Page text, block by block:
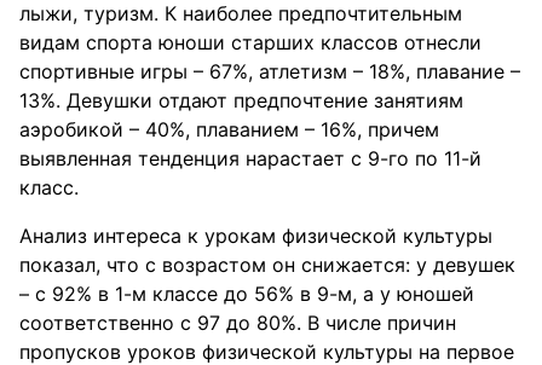
лыжи, туризм. К наиболее предпочтительным
видам спорта юноши старших классов отнесли
спортивные игры – 67%, атлетизм – 18%, плавание –
13%. Девушки отдают предпочтение занятиям
аэробикой – 40%, плаванием – 16%, причем
выявленная тенденция нарастает с 9-го по 11-й
класс.
Анализ интереса к урокам физической культуры
показал, что с возрастом он снижается: у девушек
– с 92% в 1-м классе до 56% в 9-м, а у юношей
соответственно с 97 до 80%. В числе причин
пропусков уроков физической культуры на первое